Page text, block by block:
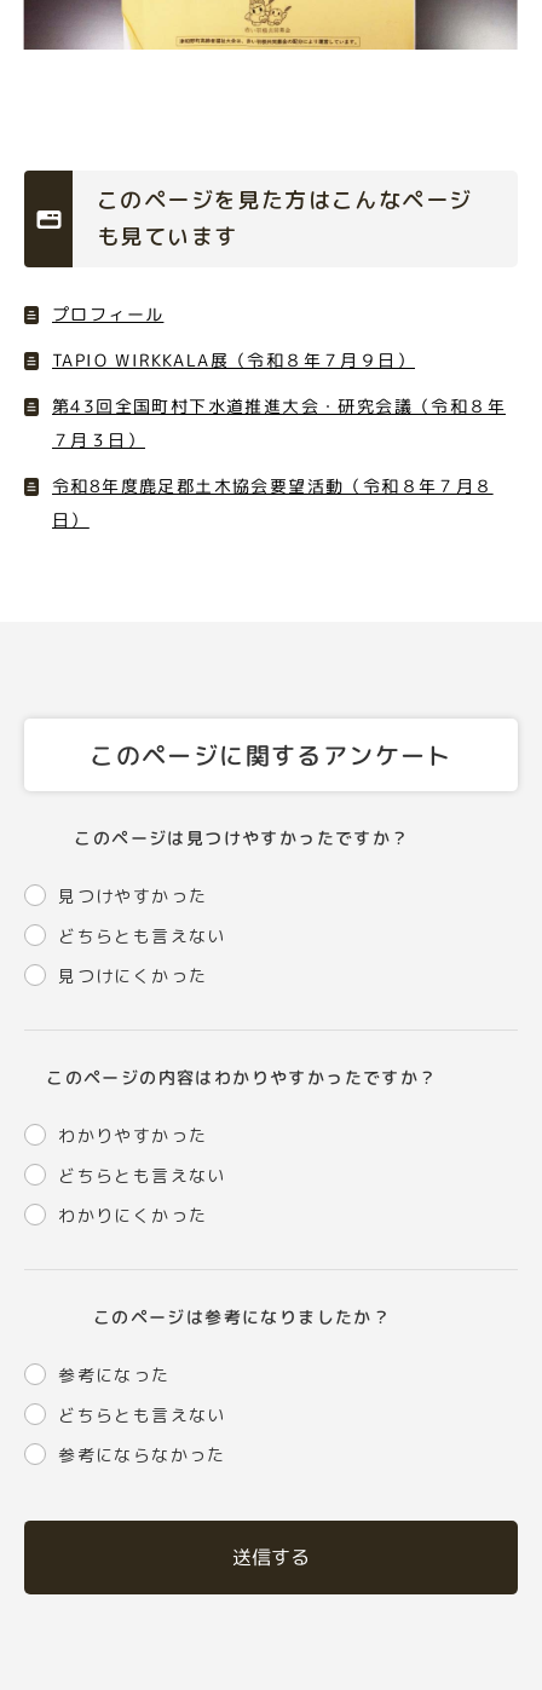
このページを見た方はこんなページ
も見ています
プロフィール
TAPIO WIRKKALA展（令和８年７月９日）
第43回全国町村下水道推進大会・研究会議（令和８年
７月３日）
令和8年度鹿足郡土木協会要望活動（令和８年７月８
日）
このページに関するアンケート
このページは見つけやすかったですか？
見つけやすかった
どちらとも言えない
見つけにくかった
このページの内容はわかりやすかったですか？
わかりやすかった
どちらとも言えない
わかりにくかった
このページは参考になりましたか？
参考になった
どちらとも言えない
参考にならなかった
送信する